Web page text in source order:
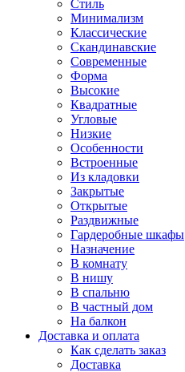
Стиль
Минимализм
Классические
Скандинавские
Современные
Форма
Высокие
Квадратные
Угловые
Низкие
Особенности
Встроенные
Из кладовки
Закрытые
Открытые
Раздвижные
Гардеробные шкафы
Назначение
В комнату
В нишу
В спальню
В частный дом
На балкон
Доставка и оплата
Как сделать заказ
Доставка